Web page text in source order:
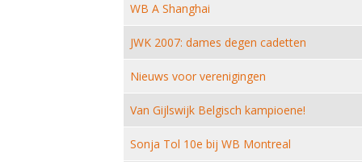
WB A Shanghai
JWK 2007: dames degen cadetten
Nieuws voor verenigingen
Van Gijlswijk Belgisch kampioene!
Sonja Tol 10e bij WB Montreal